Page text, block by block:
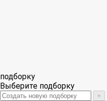
подборку
Выберите подборку
+